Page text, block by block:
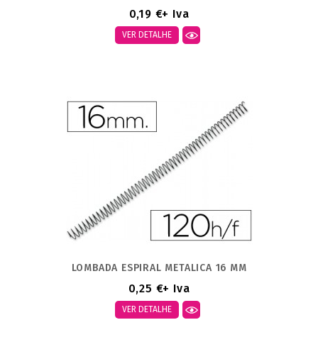
0,19 €+ Iva
VER DETALHE
LOMBADA ESPIRAL METALICA 16 MM
0,25 €+ Iva
VER DETALHE